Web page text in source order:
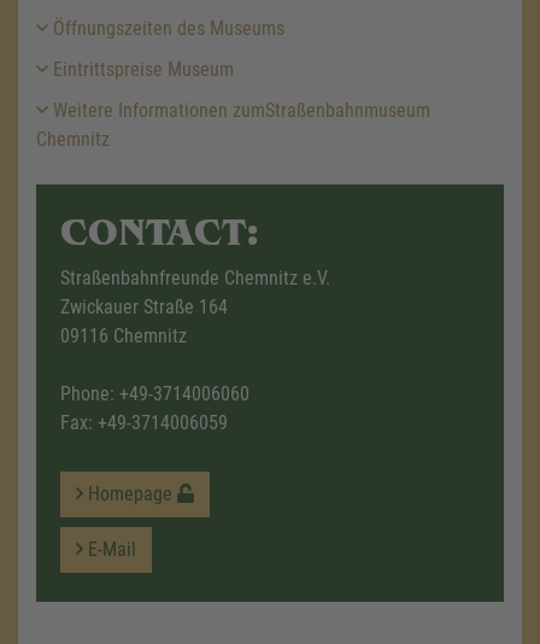
Öffnungszeiten des Museums
Eintrittspreise Museum
Weitere Informationen zumStraßenbahnmuseum
Chemnitz
CONTACT:
Straßenbahnfreunde Chemnitz e.V.
Zwickauer Straße 164
09116 Chemnitz
Phone: +49-3714006060
Fax: +49-3714006059
Homepage
E-Mail